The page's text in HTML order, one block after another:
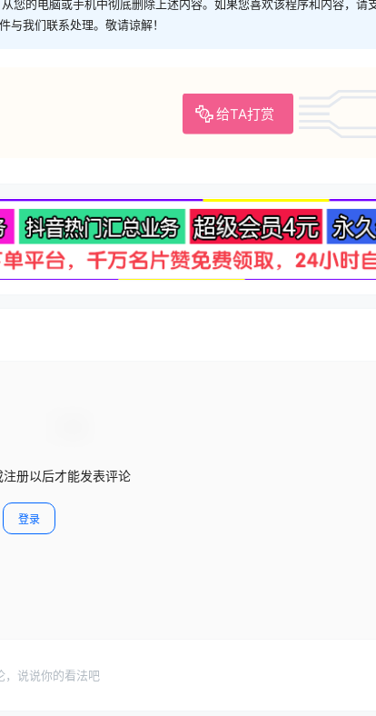
您的电脑或手机中彻底删除上述内容。如果您喜欢该程序和内容，请
与我们联系处理。敬请谅解！
给TA打赏
册以后才能发表评论
登录
，说说你的看法吧